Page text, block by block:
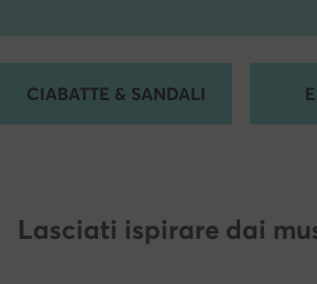
CIABATTE & SANDALI
Lasciati ispirare dai